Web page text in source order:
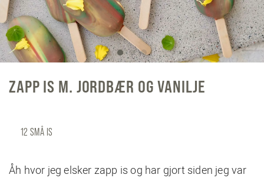
ZAPP IS M. JORDBÆR OG VANILJE
12 SMÅ IS
Åh hvor jeg elsker zapp is og har gjort siden jeg var